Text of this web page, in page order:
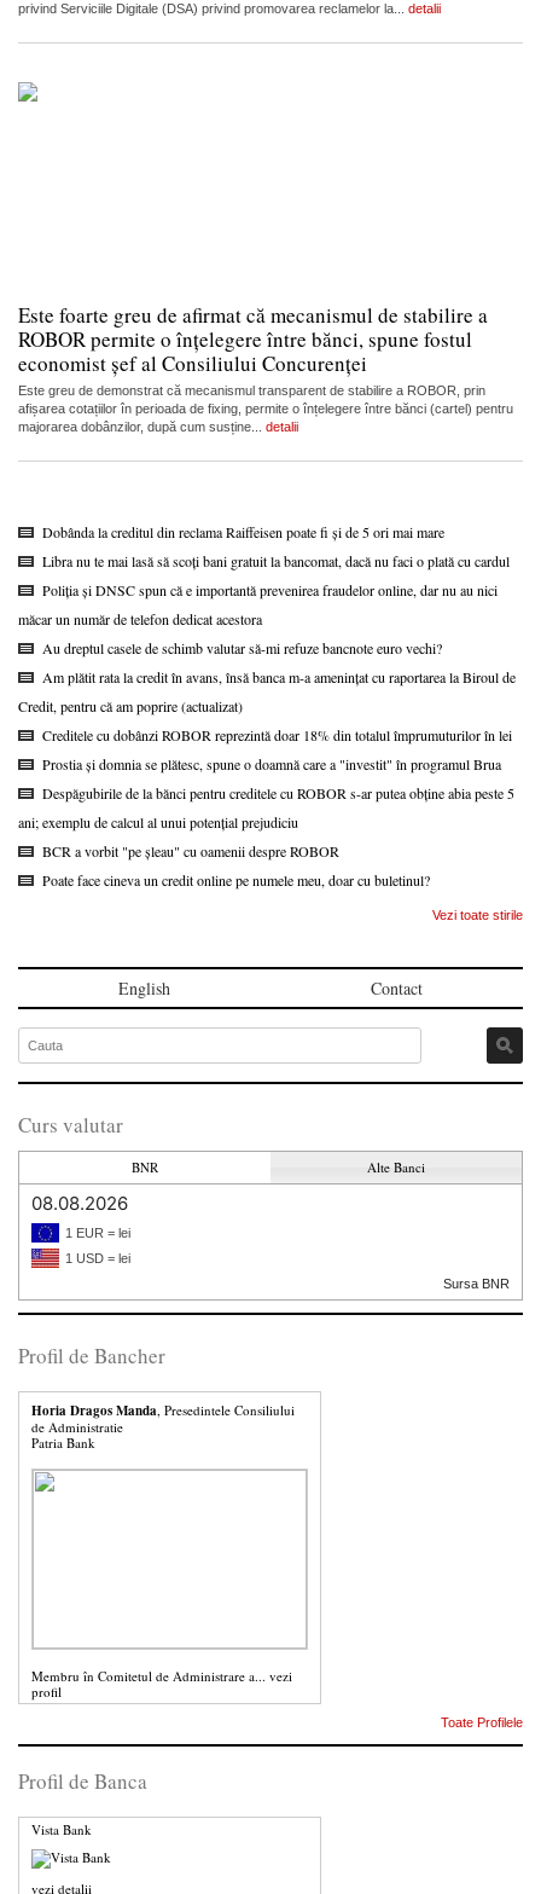
privind Serviciile Digitale (DSA) privind promovarea reclamelor la... detalii
Este foarte greu de afirmat că mecanismul de stabilire a
ROBOR permite o înțelegere între bănci, spune fostul
economist șef al Consiliului Concurenței
Este greu de demonstrat că mecanismul transparent de stabilire a ROBOR, prin
afișarea cotațiilor în perioada de fixing, permite o înțelegere între bănci (cartel) pentru
majorarea dobânzilor, după cum susține... detalii
Dobânda la creditul din reclama Raiffeisen poate fi și de 5 ori mai mare
Libra nu te mai lasă să scoți bani gratuit la bancomat, dacă nu faci o plată cu cardul
Poliția și DNSC spun că e importantă prevenirea fraudelor online, dar nu au nici
măcar un număr de telefon dedicat acestora
Au dreptul casele de schimb valutar să-mi refuze bancnote euro vechi?
Am plătit rata la credit în avans, însă banca m-a amenințat cu raportarea la Biroul de
Credit, pentru că am poprire (actualizat)
Creditele cu dobânzi ROBOR reprezintă doar 18% din totalul împrumuturilor în lei
Prostia și domnia se plătesc, spune o doamnă care a "investit" în programul Brua
Despăgubirile de la bănci pentru creditele cu ROBOR s-ar putea obține abia peste 5
ani; exemplu de calcul al unui potențial prejudiciu
BCR a vorbit "pe șleau" cu oamenii despre ROBOR
Poate face cineva un credit online pe numele meu, doar cu buletinul?
Vezi toate stirile
English Contact
Curs valutar
BNR Alte Banci
08.08.2026
1 EUR = lei
1 USD = lei
Sursa BNR
Profil de Bancher
Horia Dragos Manda, Presedintele Consiliului
de Administratie
Patria Bank
Membru în Comitetul de Administrare a... vezi
profil
Toate Profilele
Profil de Banca
Vista Bank
vezi detalii